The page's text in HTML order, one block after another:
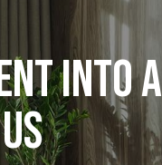
INTO A